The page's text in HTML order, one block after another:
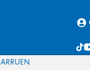
EN
RU
AR